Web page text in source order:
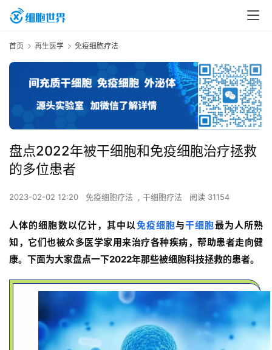
首页 再生医学 免疫细胞疗法
盘点2022年被干细胞和免疫细胞治疗拯救
的多位患者
2023-02-02 12:20 免疫细胞疗法 , 干细胞疗法 阅读 31154
人体的细胞数以亿计，其中以免疫细胞与干细胞最为人所熟
知，它们也被众多医学家用来治疗各种疾病，帮助患者走向健
康。下面为大家盘点一下2022年那些被细胞科技拯救的患者。